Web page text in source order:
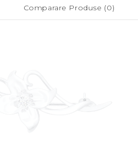
Comparare Produse (0)